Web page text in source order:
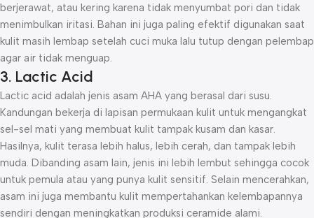
berjerawat, atau kering karena tidak menyumbat pori dan tidak
menimbulkan iritasi. Bahan ini juga paling efektif digunakan saat
kulit masih lembap setelah cuci muka lalu tutup dengan pelembap
agar air tidak menguap.
3. Lactic Acid
Lactic acid adalah jenis asam AHA yang berasal dari susu.
Kandungan bekerja di lapisan permukaan kulit untuk mengangkat
sel-sel mati yang membuat kulit tampak kusam dan kasar.
Hasilnya, kulit terasa lebih halus, lebih cerah, dan tampak lebih
muda. Dibanding asam lain, jenis ini lebih lembut sehingga cocok
untuk pemula atau yang punya kulit sensitif. Selain mencerahkan,
asam ini juga membantu kulit mempertahankan kelembapannya
sendiri dengan meningkatkan produksi ceramide alami.